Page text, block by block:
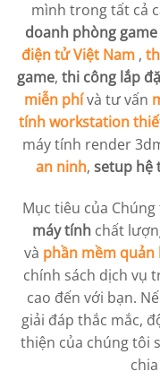
mình trong tất cả
doanh phòng
điện tử Việt Nam ,
game, thi công lắp
miễn phívà tư vấn
tính workstation
máy tính render
an ninh, setup hệ
Mục tiêu của
máy tínhchất
và phần mềm quản
chính sách dịch vụ
cao đến với bạn.
giải đáp thắc mắc,
thiện của chúng tôi